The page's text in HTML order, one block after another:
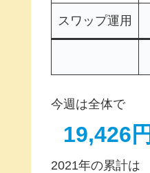
スワップ運用
今週は全体で
19,426円
2021年の累計は